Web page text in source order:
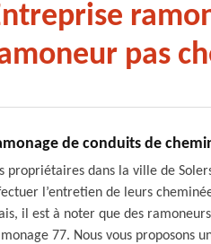
pas
de conduits de
propriétaires dans la ville de
l’entretien de leurs
il est à noter que des
77. Nous vous proposons